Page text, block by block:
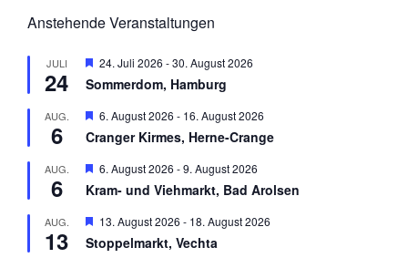
Anstehende Veranstaltungen
JULI
24
H
r
o
r
e
h
o
e
24. Juli 2026 -30. August 2026
Sommerdom, Hamburg
AUG.
6
H
r
o
r
e
h
o
6. August 2026 - 16. August 2026
Cranger Kirmes, Herne-Crange
AUG.
6
H
r
o
r
6. August 2026 -9. August 2026
Kram- und Viehmarkt, Bad Arolsen
AUG.
13
H
r
13. August 2026 - 18. August 2026
Stoppelmarkt, Vechta